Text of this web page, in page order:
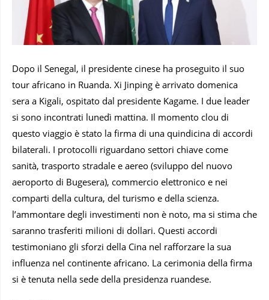
Dopo il Senegal, il presidente cinese ha proseguito il suo
tour africano in Ruanda. Xi Jinping è arrivato domenica
sera a Kigali, ospitato dal presidente Kagame. I due leader
si sono incontrati lunedì mattina. Il momento clou di
questo viaggio è stato la firma di una quindicina di accordi
bilaterali. I protocolli riguardano settori chiave come
sanità, trasporto stradale e aereo (sviluppo del nuovo
aeroporto di Bugesera), commercio elettronico e nei
comparti della cultura, del turismo e della scienza.
l’ammontare degli investimenti non è noto, ma si stima che
saranno trasferiti milioni di dollari. Questi accordi
testimoniano gli sforzi della Cina nel rafforzare la sua
influenza nel continente africano. La cerimonia della firma
si è tenuta nella sede della presidenza ruandese.